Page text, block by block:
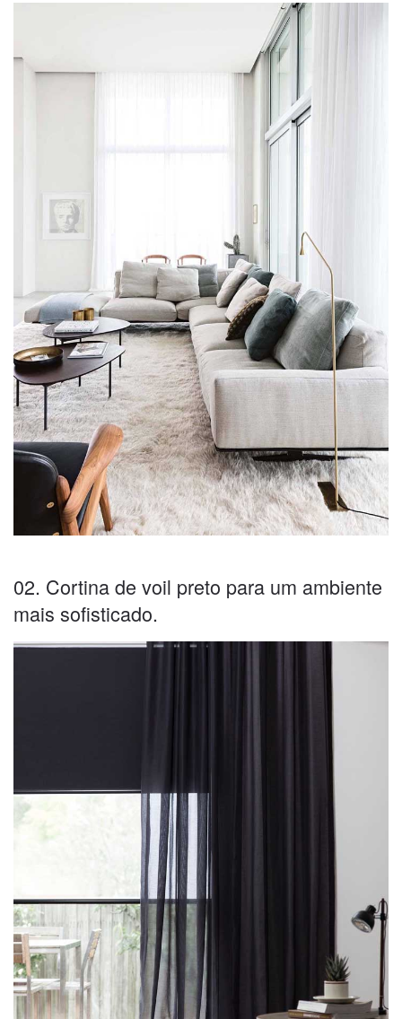
02. Cortina de voil preto para um ambiente
mais sofisticado.